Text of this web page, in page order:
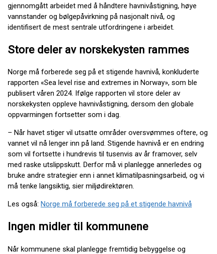
gjennomgått arbeidet med å håndtere havnivåstigning, høye
vannstander og bølgepåvirkning på nasjonalt nivå, og
identifisert de mest sentrale utfordringene i arbeidet.
Store deler av norskekysten rammes
Norge må forberede seg på et stigende havnivå, konkluderte
rapporten «Sea level rise and extremes in Norway», som ble
publisert våren 2024. Ifølge rapporten vil store deler av
norskekysten oppleve havnivåstigning, dersom den globale
oppvarmingen fortsetter som i dag.
– Når havet stiger vil utsatte områder oversvømmes oftere, og
vannet vil nå lenger inn på land. Stigende havnivå er en endring
som vil fortsette i hundrevis til tusenvis av år framover, selv
med raske utslippskutt. Derfor må vi planlegge annerledes og
bruke andre strategier enn i annet klimatilpasningsarbeid, og vi
må tenke langsiktig, sier miljødirektøren.
Les også: Norge må forberede seg på et stigende havnivå
Ingen midler til kommunene
Når kommunene skal planlegge fremtidig bebyggelse og